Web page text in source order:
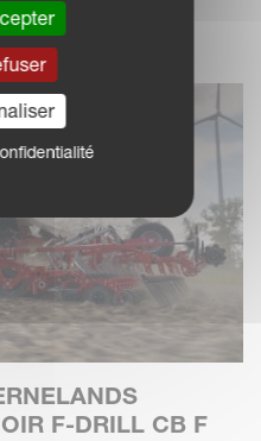
F-DRILL CB F